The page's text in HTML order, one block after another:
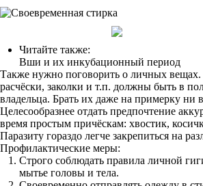
Читайте также:
Вши и их инкубационный период
Также нужно поговорить о личных
расчёски, заколки и т.п. должны быть в
владельца. Брать их даже на примерку ни
Целесообразнее отдать предпочтение
время простым причёскам: хвостик,
Паразиту гораздо легче закрепиться на
Профилактические меры:
Строго соблюдать правила личной
мытье головы и тела.